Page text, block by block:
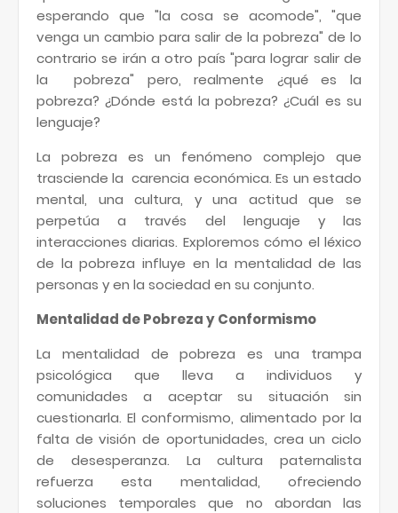
esperando que "la cosa se acomode", "que
venga un cambio para salir de la pobreza" de lo
contrario se irán a otro país "para lograr salir de
la pobreza" pero, realmente ¿qué es la
pobreza? ¿Dónde está la pobreza? ¿Cuál es su
lenguaje?
La pobreza es un fenómeno complejo que
trasciende la carencia económica. Es un estado
mental, una cultura, y una actitud que se
perpetúa a través del lenguaje y las
interacciones diarias. Exploremos cómo el léxico
de la pobreza influye en la mentalidad de las
personas y en la sociedad en su conjunto.
Mentalidad de Pobreza y Conformismo
La mentalidad de pobreza es una trampa
psicológica que lleva a individuos y
comunidades a aceptar su situación sin
cuestionarla. El conformismo, alimentado por la
falta de visión de oportunidades, crea un ciclo
de desesperanza. La cultura paternalista
refuerza esta mentalidad, ofreciendo
soluciones temporales que no abordan las